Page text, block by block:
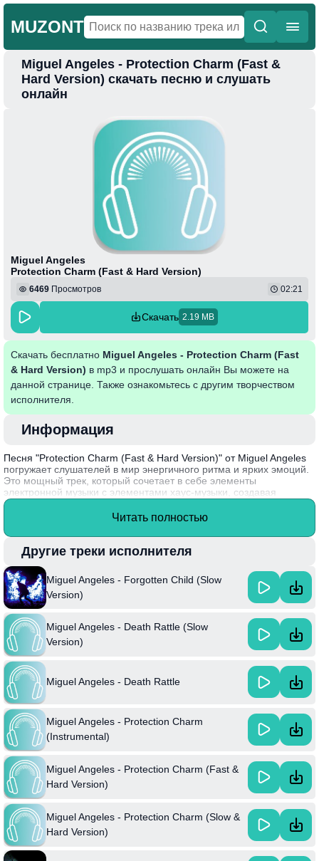
MUZONT
Главная
Новинки
Miguel Angeles - Protection Charm (Fast &
Hard Version) скачать песню и слушать
онлайн
Miguel Angeles
Protection Charm (Fast & Hard Version)
6469 Просмотров 02:21
Скачать 2.19 MB
Скачать бесплатно Miguel Angeles - Protection Charm (Fast
& Hard Version) в mp3 и прослушать онлайн Вы можете на
данной странице. Также ознакомьтесь с другим творчеством
исполнителя.
Информация
Песня "Protection Charm (Fast & Hard Version)" от Miguel Angeles
погружает слушателей в мир энергичного ритма и ярких эмоций.
Это мощный трек, который сочетает в себе элементы
электронной музыки с элементами хаус-музыки, создавая
атмосферу непрекращающегося движения и восторга. Текст
песни подчеркивает темы защиты и внутренней силы, что делает
непростых ситуациях.
Интересный факт: Miguel Angeles известен своей уникальной
способностью сочетать различные музыкальные стили, что
позволяет ему привлекать широкую аудиторию и оставаться
актуальным на музыкальной сцене.
Читать полностью
Другие треки исполнителя
Miguel Angeles - Forgotten Child (Slow
Version)
Miguel Angeles - Death Rattle (Slow
Version)
Miguel Angeles - Death Rattle
Miguel Angeles - Protection Charm
(Instrumental)
Miguel Angeles - Protection Charm (Fast &
Hard Version)
Miguel Angeles - Protection Charm (Slow &
Hard Version)